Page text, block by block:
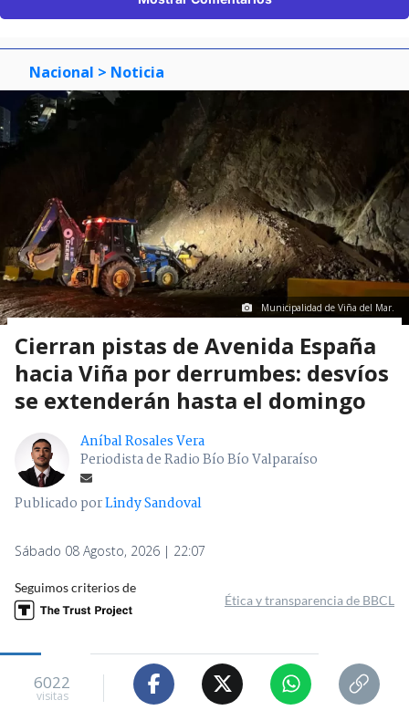
Nacional > Noticia
Municipalidad de Viña del Mar.
Cierran pistas de Avenida España
hacia Viña por derrumbes: desvíos
se extenderán hasta el domingo
Aníbal Rosales Vera
Periodista de Radio Bío Bío Valparaíso
Publicado porLindy Sandoval
Sábado 08 Agosto, 2026 | 22:07
Seguimos criterios de
Ética y transparencia de BBCL
6022
visitas